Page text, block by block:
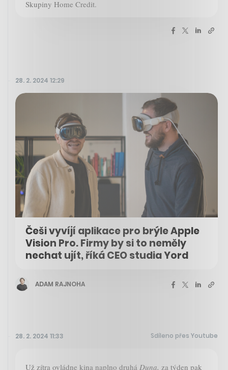
Skupiny Home Credit.
28. 2. 2024 12:29
Češi vyvíjí aplikace pro brýle Apple
Vision Pro. Firmy by si to neměly
nechat ujít, říká CEO studia Yord
ADAM RAJNOHA
28. 2. 2024 11:33 Sdíleno přes Youtube
Už zítra ovládne kina naplno druhá Duna, za týden pak